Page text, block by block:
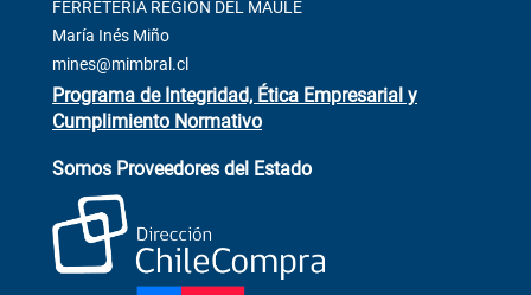
Contacto
Venta Terreno
Trabaja con Nosotros
+56 9 6779 0465
+(73) 256
ChileCompras
FERRETERÍA REGIÓN DEL MAULE
María Inés Miño
mines@mimbral.cl
Programa de Integridad, Ética Empresarial y
Cumplimiento Normativo
Somos Proveedores del Estado